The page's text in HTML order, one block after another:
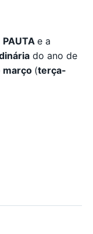
PAUTA e a
do ano de
março (terça-